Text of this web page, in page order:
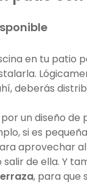
en tu patio
deberás
un diseño
si es
aprovechar
de ella. Y
, para que